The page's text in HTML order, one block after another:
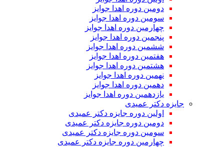
دومین دوره اهدا جوایز
سومین دوره اهدا جوایز
چهارمین دوره اهدا جوایز
پنجمین دوره اهدا جوایز
ششمین دوره اهدا جوایز
هفتمین دوره اهدا جوایز
هشتمین دوره اهدا جوایز
نهمین دوره اهدا جوایز
دهمین دوره اهدا جوایز
یازدهمین دوره اهدا جوایز
جایزه دکتر عمیدی
اولین دوره جایزه دکتر عمیدی
دومین دوره جایزه دکتر عمیدی
سومین دوره جایزه دکتر عمیدی
چهارمین دوره جایزه دکتر عمیدی